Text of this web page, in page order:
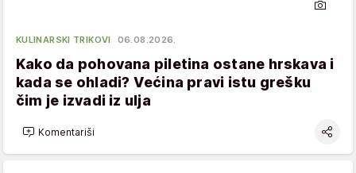
KULINARSKI TRIKOVI 06.08.2026.
Kako da pohovana piletina ostane hrskava i
kada se ohladi? Većina pravi istu grešku
čim je izvadi iz ulja
Komentariši